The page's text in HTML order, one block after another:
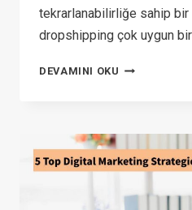
tekrarlanabilirliğe sahip
dropshipping çok uygun
DEVAMINI OKU HOW
IN